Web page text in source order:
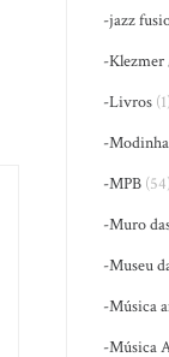
-jazz
-Klezmer
-Livros
-
-MPB
-Muro
-Museu
-Música
-Música